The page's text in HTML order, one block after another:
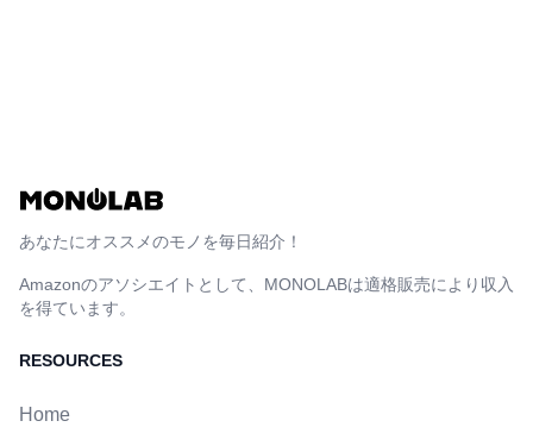
あなたにオススメのモノを毎日紹介！
Amazonのアソシエイトとして、MONOLABは適格販売により収入
を得ています。
RESOURCES
Home